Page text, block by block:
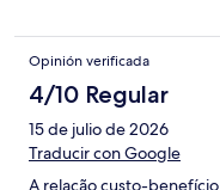
Opinión verificada
4/10 Regular
15 de julio de 2026
Traducir con Google
A relação custo-